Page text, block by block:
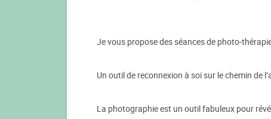
Je vous propose des séances de photo-
Un outil de reconnexion à soi sur le chemin de
La photographie est un outil fabuleux pour